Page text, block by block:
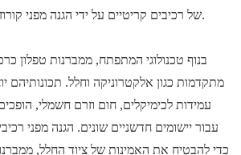
של רכיבים קריטיים על ידי הגנה מפני קורוזיה, חום וחשיפה כימית.
בנוף טכנולוגי המתפתח, ממברנות טפלון
מתקדמות כגון אלקטרוניקה וחלל. תכונותיהם
עמידות לכימיקלים, חום וזרם חשמלי,
עבור יישומים חדשניים שונים. הגנה מפני
כדי להבטיח את האמינות של ציוד החלל,